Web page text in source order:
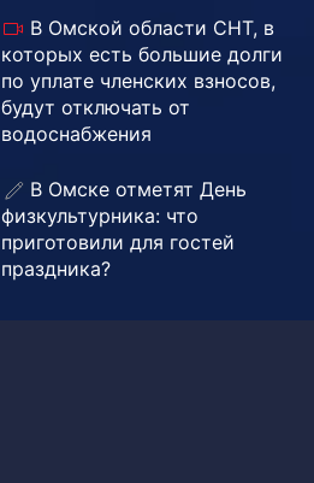
В Омской области СНТ, в
которых есть большие долги
по уплате членских взносов,
будут отключать от
водоснабжения
В Омске отметят День
физкультурника: что
приготовили для гостей
праздника?